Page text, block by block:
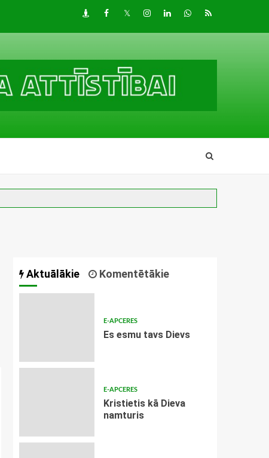
DraugiemFacebook
TwitterInstagram
LinkedInwhatsapp
RSS
Aktuālākie Komentētākie
E-APCERES
Es esmu tavs Dievs
E-APCERES
Kristietis kā Dieva
namturis